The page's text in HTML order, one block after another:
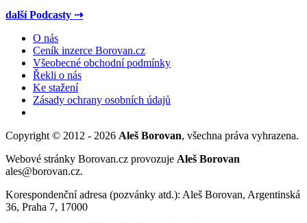
další Podcasty ⇢
O nás
Ceník inzerce Borovan.cz
Všeobecné obchodní podmínky
Řekli o nás
Ke stažení
Zásady ochrany osobních údajů
Copyright © 2012 - 2026 Aleš Borovan, všechna práva vyhrazena.
Webové stránky Borovan.cz provozuje Aleš Borovan
ales@borovan.cz.
Korespondenční adresa (pozvánky atd.): Aleš Borovan, Argentinská
36, Praha 7, 17000